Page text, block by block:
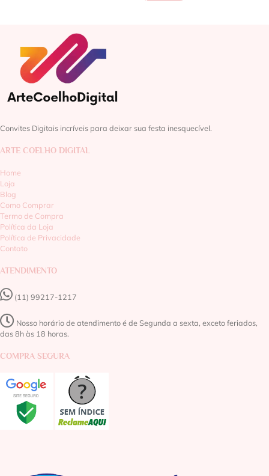
Convites Digitais incríveis para deixar sua festa inesquecível.
ARTE COELHO DIGITAL
Home
Loja
Blog
Como Comprar
Termo de Compra
Política da Loja
Política de Privacidade
Contato
ATENDIMENTO
(11) 99217-1217‬
Nosso horário de atendimento é de Segunda a sexta, exceto feriados,
das 8h às 18 horas.
COMPRA SEGURA